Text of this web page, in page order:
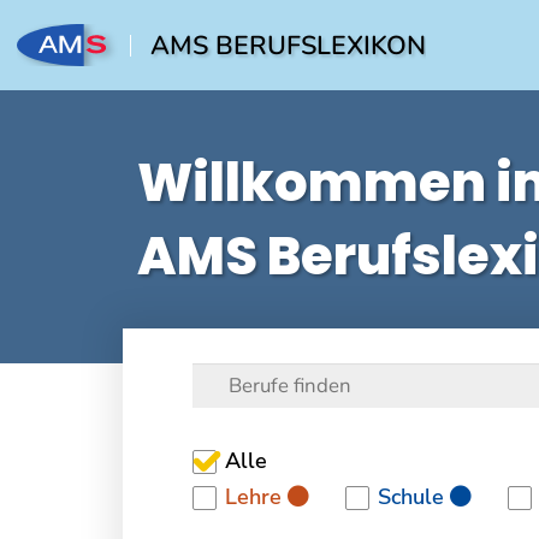
AMS BERUFSLEXIKON
Willkommen
AMS
Alle
Lehre
Schule